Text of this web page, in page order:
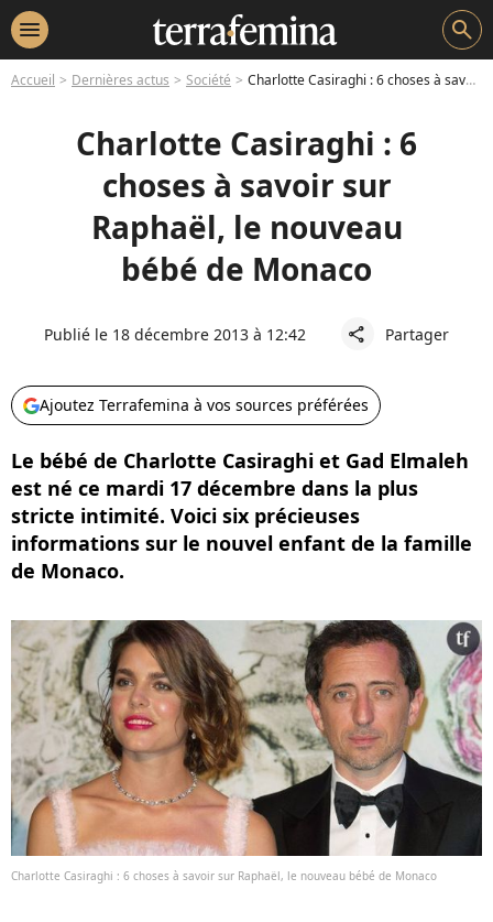
menu search
Accueil Dernières actus Société Charlotte Casiraghi : 6 choses à savoir sur Raphaël, le nouveau bébé de Monaco
Charlotte Casiraghi : 6
choses à savoir sur
Raphaël, le nouveau
bébé de Monaco
Publié le 18 décembre 2013 à 12:42 share Partager
Ajoutez Terrafemina à vos sources préférées
Le bébé de Charlotte Casiraghi et Gad Elmaleh
est né ce mardi 17 décembre dans la plus
stricte intimité. Voici six précieuses
informations sur le nouvel enfant de la famille
de Monaco.
Charlotte Casiraghi : 6 choses à savoir sur Raphaël, le nouveau bébé de Monaco